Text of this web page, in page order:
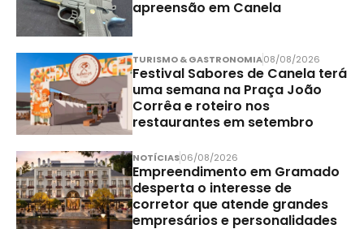
apreensão em Canela
TURISMO & GASTRONOMIA08/08/2026
Festival Sabores de Canela terá
uma semana na Praça João
Corrêa e roteiro nos
restaurantes em setembro
NOTÍCIAS06/08/2026
Empreendimento em Gramado
desperta o interesse de
corretor que atende grandes
empresários e personalidades